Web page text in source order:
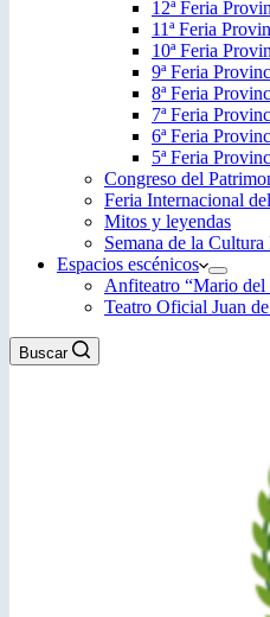
12ª Feria
11ª Feria
10ª Feria
9ª Feria
8ª Feria
7ª Feria
6ª Feria
5ª Feria
Congreso del
Feria Internacional
Mitos y leyendas
Semana de la Cultura
Espacios escénicos
Anfiteatro “Mario del
Teatro Oficial Juan
Buscar